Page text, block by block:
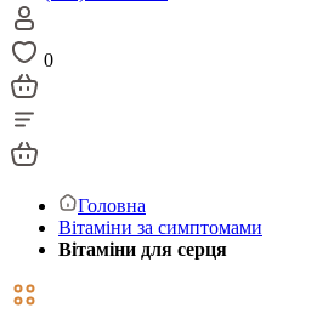
0
Головна
Вітаміни за симптомами
Вітаміни для серця